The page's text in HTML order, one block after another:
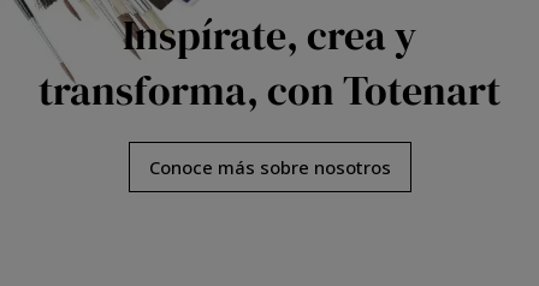
Inspírate, crea y
transforma, con Totenart
Conoce más sobre nosotros